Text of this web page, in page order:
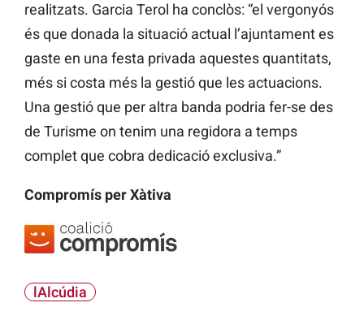
realitzats. Garcia Terol ha conclòs: “el vergonyós
és que donada la situació actual l’ajuntament es
gaste en una festa privada aquestes quantitats,
més si costa més la gestió que les actuacions.
Una gestió que per altra banda podria fer-se des
de Turisme on tenim una regidora a temps
complet que cobra dedicació exclusiva.”
Compromís per Xàtiva
lAlcúdia